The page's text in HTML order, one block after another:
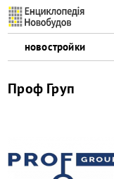
новостройки
Проф Груп